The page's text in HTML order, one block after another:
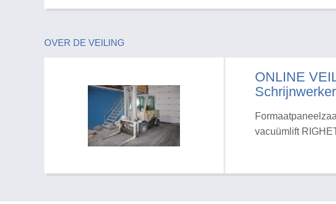
OVER DE VEILING
ONLINE
vacuümlift